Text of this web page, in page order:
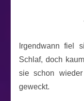
Irgendwann fiel
Schlaf, doch
sie schon
geweckt.